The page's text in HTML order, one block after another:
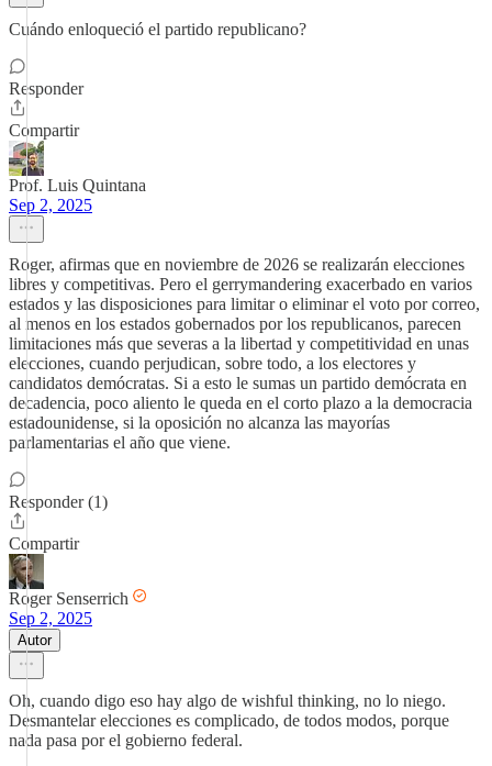
Cuándo enloqueció el partido republicano?
Responder
Compartir
Prof. Luis Quintana
Sep 2, 2025
Roger, afirmas que en noviembre de 2026 se realizarán elecciones
libres y competitivas. Pero el gerrymandering exacerbado en varios
estados y las disposiciones para limitar o eliminar el voto por correo,
al menos en los estados gobernados por los republicanos, parecen
limitaciones más que severas a la libertad y competitividad en unas
elecciones, cuando perjudican, sobre todo, a los electores y
candidatos demócratas. Si a esto le sumas un partido demócrata en
decadencia, poco aliento le queda en el corto plazo a la democracia
estadounidense, si la oposición no alcanza las mayorías
parlamentarias el año que viene.
Responder (1)
Compartir
Roger Senserrich
Sep 2, 2025
Autor
Oh, cuando digo eso hay algo de wishful thinking, no lo niego.
Desmantelar elecciones es complicado, de todos modos, porque
nada pasa por el gobierno federal.